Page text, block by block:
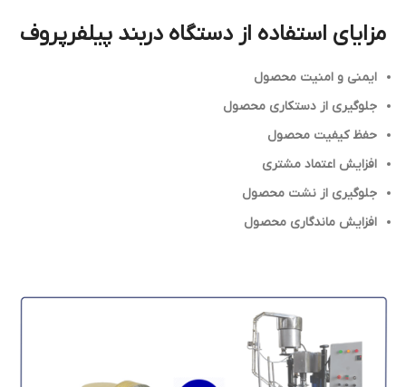
مزایای استفاده از دستگاه دربند پیلفرپروف
ایمنی و امنیت محصول
جلوگیری از دستکاری محصول
حفظ کیفیت محصول
افزایش اعتماد مشتری
جلوگیری از نشت محصول
افزایش ماندگاری محصول